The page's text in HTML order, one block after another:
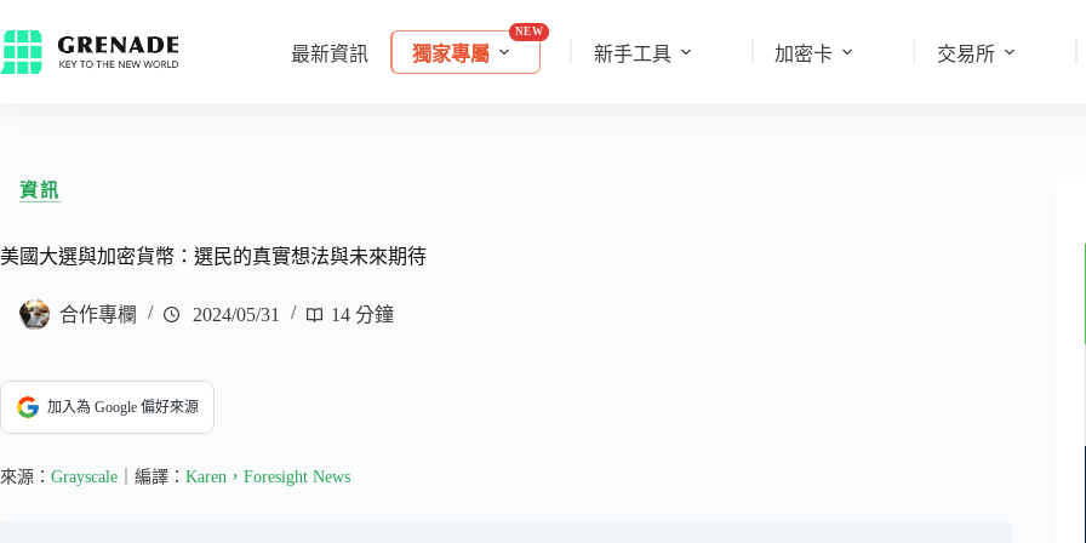
最新資訊 獨家專屬 新手工具 加密卡 交易所
資訊
美國大選與加密貨幣：選民的真實想法與未來期待
合作專欄 2024/05/31 14 分鐘
加入為 Google 偏好來源
來源： Grayscale ｜編譯： Karen，Foresight News